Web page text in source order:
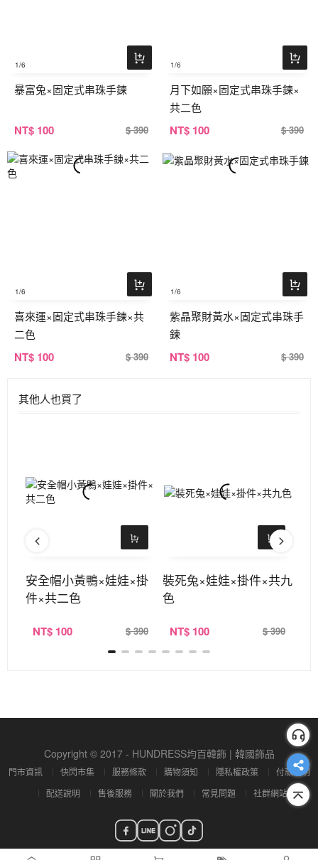
1/6
暴富兔×固定式串珠手鍊
NT$ 100 $ 390
1/6
月下如願×固定式串珠手鍊×
共二色
NT$ 100 $ 390
1/6
喜來運×固定式串珠手鍊×共
二色
NT$ 100 $ 390
1/6
紫晶聚財黃水×固定式串珠手
鍊
NT$ 100 $ 390
其他人也買了
安全帽小黃鴨×娃娃×掛
件×共二色
NT$ 100 $ 390
裝死兔×娃娃×掛件×共九
色
NT$ 100 $ 390
Copyright © 2017 - HUNDRESS均百韓飾 | 韓國飾品
門市資訊 快閃市集 服務條款 購物須知 隱私權政策
付款說明
配送說明
售後服務 關於我們 常見問題 社群網站